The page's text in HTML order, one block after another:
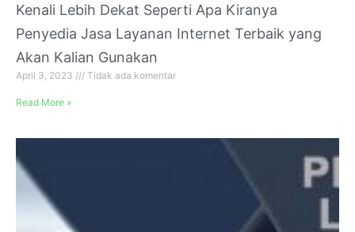
Kenali Lebih Dekat Seperti Apa Kiranya
Penyedia Jasa Layanan Internet Terbaik yang
Akan Kalian Gunakan
April 3, 2023 Tidak ada komentar
Read More »